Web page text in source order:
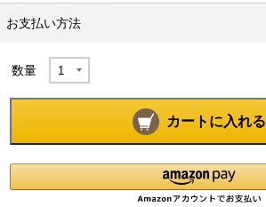
お支払い方法
数量
カートに入れる